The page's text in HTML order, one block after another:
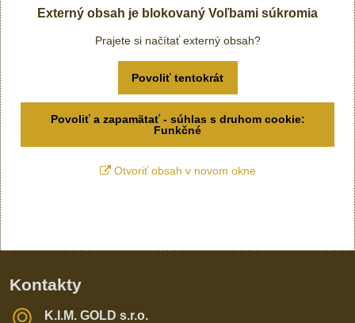
Externý obsah je blokovaný Voľbami súkromia
Prajete si načítať externý obsah?
Povoliť tentokrát
Povoliť a zapamätať - súhlas s druhom cookie:
Funkčné
Otvoriť obsah v novom okne
Kontakty
K​​.I​​.M​​. GOLD s​​.r​​.o​​.